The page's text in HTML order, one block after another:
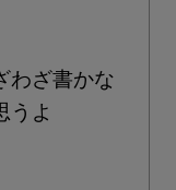
わざ書かな
うよ